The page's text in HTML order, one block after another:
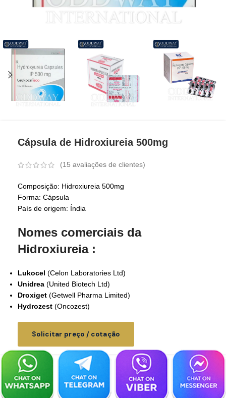
Cápsula de Hidroxiureia 500mg
(15 avaliações de clientes)
Composição: Hidroxiureia 500mg
Forma: Cápsula
País de origem: Índia
Nomes comerciais da
Hidroxiureia :
Lukocel (Celon Laboratories Ltd)
Unidrea (United Biotech Ltd)
Droxiget (Getwell Pharma Limited)
Hydrozest (Oncozest)
Solicitar preço / cotação